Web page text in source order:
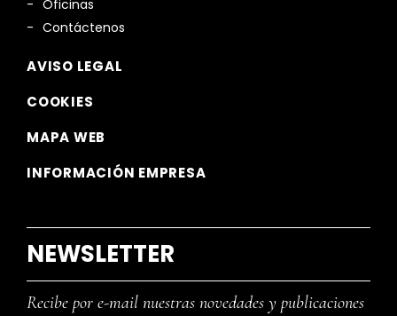
Oficinas
Contáctenos
AVISO LEGAL
COOKIES
MAPA WEB
INFORMACIÓN EMPRESA
NEWSLETTER
Recibe por e-mail nuestras novedades y publicaciones